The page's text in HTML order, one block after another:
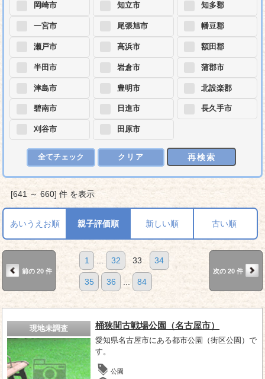
岡崎市
一宮市
瀬戸市
半田市
津島市
碧南市
刈谷市
知立市
尾張旭市
高浜市
岩倉市
豊明市
日進市
田原市
知多郡
幡豆郡
額田郡
蒲郡市
北設楽郡
長久手市
全てチェック クリア 再検索
[641 ～ 660] 件 を表示
あいうえお順 親子評価順 新しい順 古い順
前の 20 件
1 32 33 34
35 36 84
次の 20 件
現地未調査 桶狭間古戦場公園（名古屋市）
愛知県名古屋市にある都市公園（街区公園）で
す。
公園